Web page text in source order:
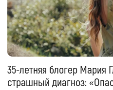
35-летняя блогер Мария
страшный диагноз: